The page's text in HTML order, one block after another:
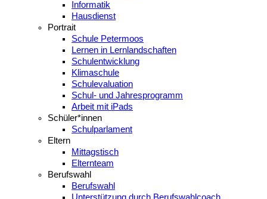
Informatik
Hausdienst
Portrait
Schule Petermoos
Lernen in Lernlandschaften
Schulentwicklung
Klimaschule
Schulevaluation
Schul- und Jahresprogramm
Arbeit mit iPads
Schüler*innen
Schulparlament
Eltern
Mittagstisch
Elternteam
Berufswahl
Berufswahl